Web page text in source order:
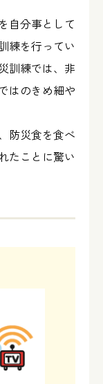
自分事として
練を行ってい
訓練では、非
はのきめ細や
防災食を食べ
たことに驚い